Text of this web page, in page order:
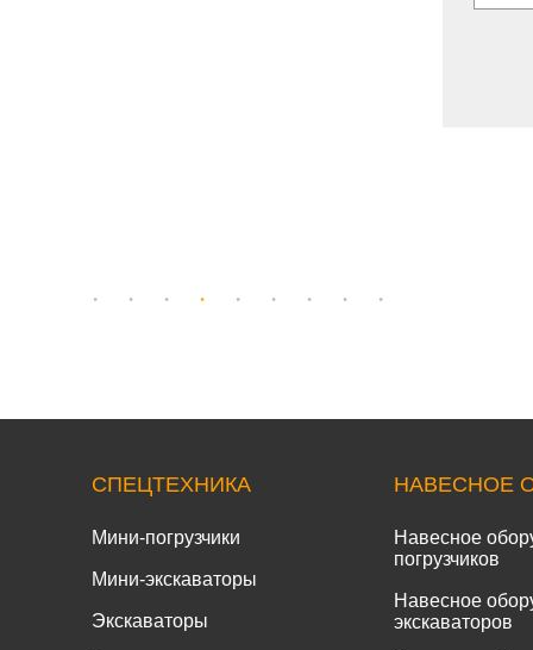
СПЕЦТЕХНИКА
Мини-погрузчики
Мини-экскаваторы
Экскаваторы
НАВЕСНОЕ
Навесное
погрузчиков
Навесное
экскаваторов